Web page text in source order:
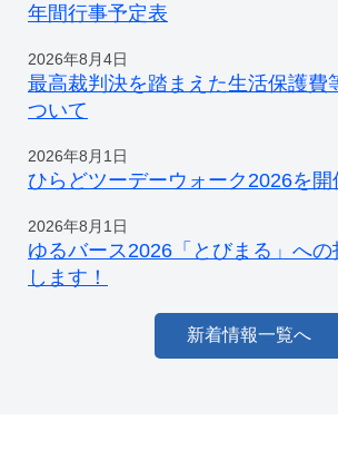
年間行事予定表
2026年8月4日
最高裁判決を踏まえた生活保護費
ついて
2026年8月1日
ひらどツーデーウォーク2026を開
2026年8月1日
ゆるバース2026「とびまる」へ
します！
新着情報一覧へ